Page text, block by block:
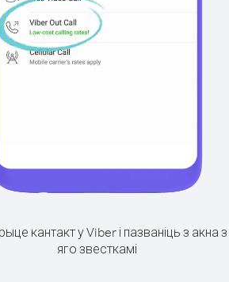
кантакт у Viber і пазваніць з акна з
яго звесткамі